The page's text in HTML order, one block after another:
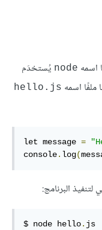
اسمه node يُستخدَم
ملفًا اسمه hello.js
let message =
console. log(
لتنفيذ البرنامج:
$ node hello.